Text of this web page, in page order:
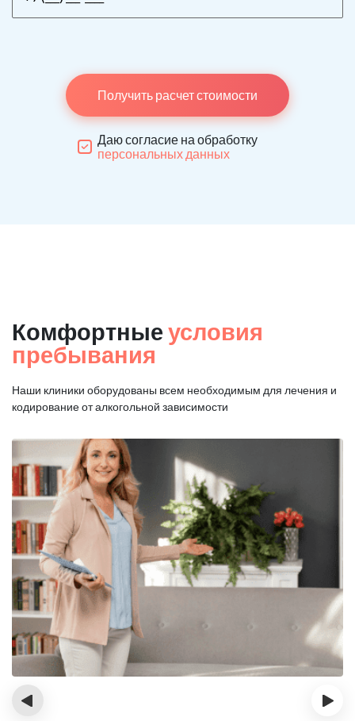
Получить расчет стоимости
Даю согласие на обработку
персональных данных
Комфортные условия
пребывания
Наши клиники оборудованы всем необходимым для лечения и
кодирование от алкогольной зависимости
‹ ›